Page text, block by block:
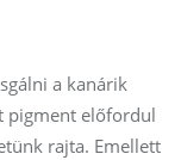
a kanárik
pigment előfordul
rajta. Emellett